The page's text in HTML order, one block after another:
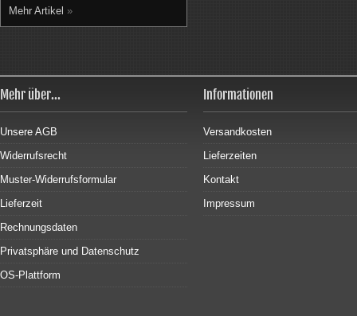
Mehr Artikel »
Mehr über...
Unsere AGB
Widerrufsrecht
Muster-Widerrufsformular
Lieferzeit
Rechnungsdaten
Privatsphäre und Datenschutz
OS-Plattform
Informationen
Versandkosten
Lieferzeiten
Kontakt
Impressum